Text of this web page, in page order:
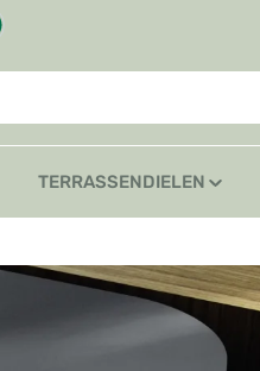
TERRASSENDIELEN